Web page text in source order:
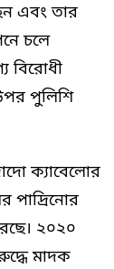
এবং তার
চলে
বিরোধী
পুলিশি
ক্যাবেলোর
পাদ্রিনোর
২০২০
মাদক